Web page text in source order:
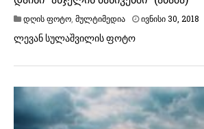
დღის ფოტო, მულტიმედია ივნისი 30, 2018
ს
3
,
2
ლევან სულაშვილის ფოტო